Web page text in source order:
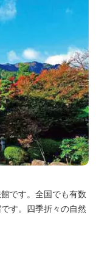
です。全国でも有数
す。四季折々の自然